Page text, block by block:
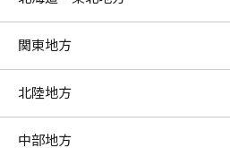
全国りれ
リアルタイムで歌われ
僕らまた
SG
関東地方
北陸地方
中部地方